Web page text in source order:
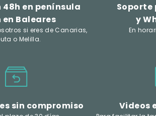
48h en península
en Baleares
si eres de Canarias,
o Melilla.
Soporte
y
En
sin compromiso Videos